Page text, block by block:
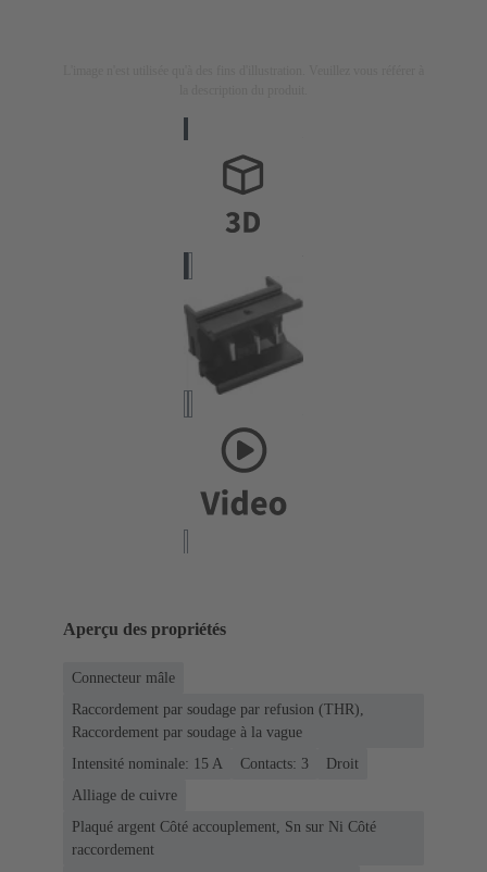
Aperçu des propriétés
Connecteur mâle
Raccordement par soudage par refusion (THR),
Raccordement par soudage à la vague
Intensité nominale: ‌15 A
Contacts: 3
Droit
Alliage de cuivre
Plaqué argent Côté accouplement, Sn sur Ni Côté
raccordement